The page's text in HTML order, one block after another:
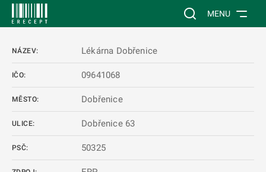
Vyhledávání na
MENU
NÁZEV: Lékárna Dobřenice
IČO: 09641068
MĚSTO: Dobřenice
ULICE: Dobřenice 63
PSČ: 50325